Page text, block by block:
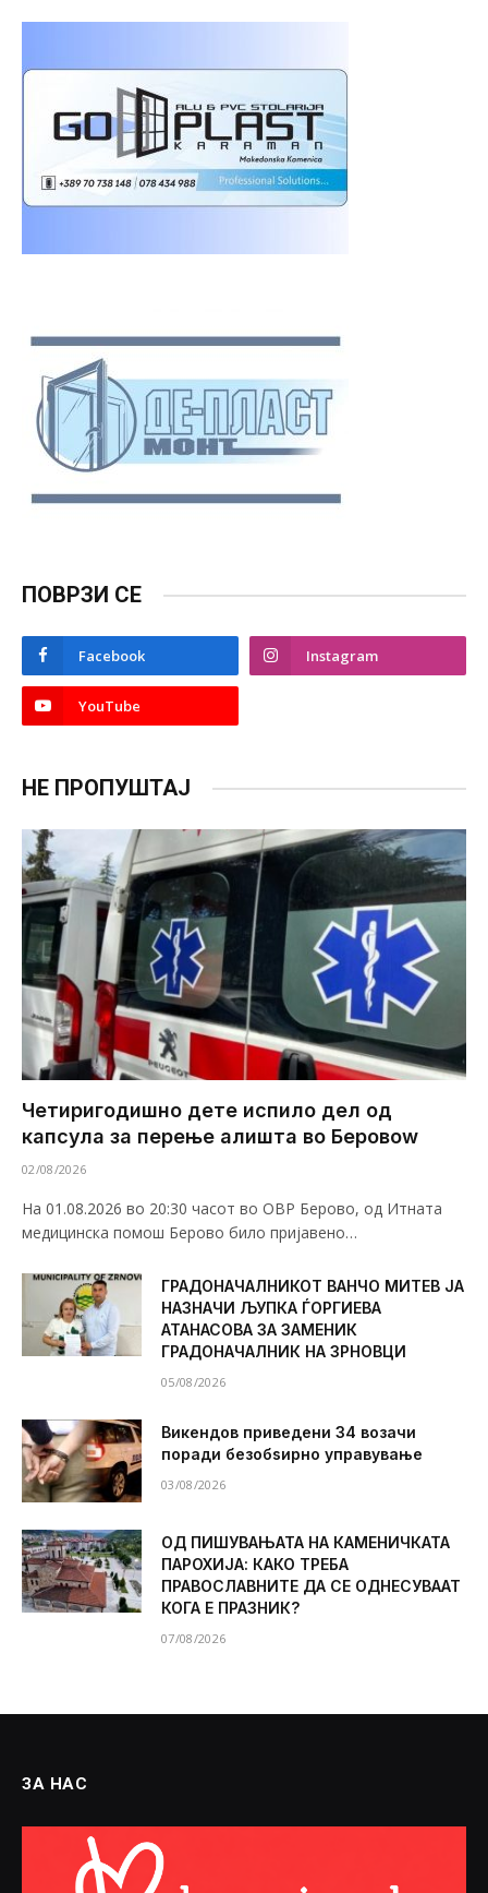
ПОВРЗИ СЕ
Facebook Instagram
YouTube
НЕ ПРОПУШТАЈ
Четиригодишно дете испило дел од
капсула за перење алишта во Беровоw
02/08/2026
На 01.08.2026 во 20:30 часот во ОВР Берово, од Итната
медицинска помош Берово било пријавено…
ГРАДОНАЧАЛНИКОТ ВАНЧО МИТЕВ ЈА
НАЗНАЧИ ЉУПКА ЃОРГИЕВА
АТАНАСОВА ЗА ЗАМЕНИК
ГРАДОНАЧАЛНИК НА ЗРНОВЦИ
05/08/2026
Викендов приведени 34 возачи
поради безобѕирно управување
03/08/2026
ОД ПИШУВАЊАТА НА КАМЕНИЧКАТА
ПАРОХИЈА: КАКО ТРЕБА
ПРАВОСЛАВНИТЕ ДА СЕ ОДНЕСУВААТ
КОГА Е ПРАЗНИК?
07/08/2026
ЗА НАС